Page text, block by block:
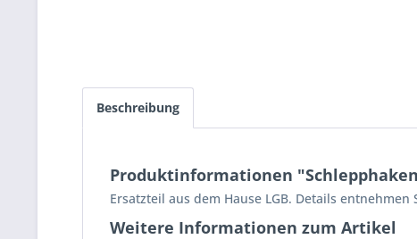
Beschreibung
Produktinformationen
Ersatzteil aus dem Hause LGB. Details
Weitere Informationen zum Artikel